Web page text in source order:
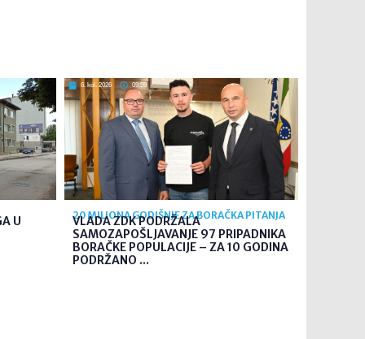
U
6. kol. 2026 09:59
20 MILIONA GODIŠNJE ZA BORAČKA PITANJA
VLADA ZDK PODRŽALA
SAMOZAPOŠLJAVANJE 97 PRIPADNIKA
BORAČKE POPULACIJE – ZA 10 GODINA
PODRŽANO ...